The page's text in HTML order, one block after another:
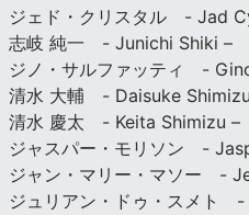
ジェド・クリスタル - Jad
志岐 純一 - Junichi Shiki –
ジノ・サルファッティ -
清水 大輔 - Daisuke
清水 慶太 - Keita Shimizu –
ジャスパー・モリソン -
ジャン・マリー・マソー -
ジュリアン・ドゥ・スメト